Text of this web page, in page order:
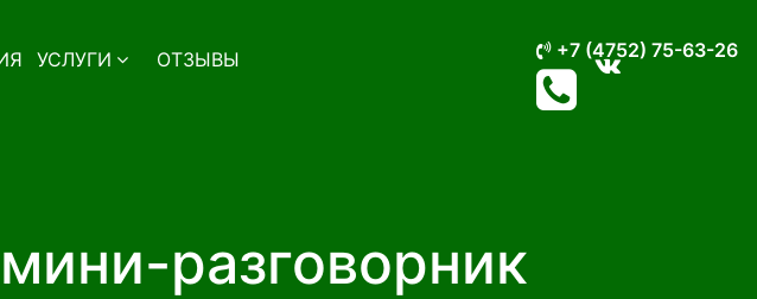
УСЛУГИ ОТЗЫВЫ +7 (4752) 75-63-26
разговорник